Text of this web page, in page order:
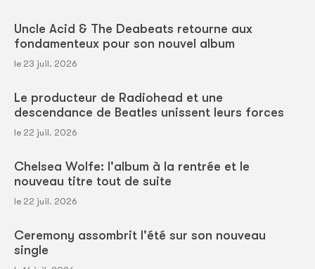
Uncle Acid & The Deabeats retourne aux
fondamenteux pour son nouvel album
le 23 juil. 2026
Le producteur de Radiohead et une
descendance de Beatles unissent leurs forces
le 22 juil. 2026
Chelsea Wolfe: l'album à la rentrée et le
nouveau titre tout de suite
le 22 juil. 2026
Ceremony assombrit l'été sur son nouveau
single